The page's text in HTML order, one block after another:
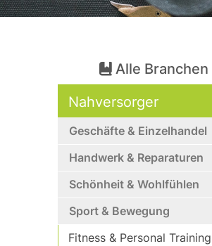
Alle Branchen
Nahversorger
Geschäfte & Einzelhandel
Handwerk & Reparaturen
Schönheit & Wohlfühlen
Sport & Bewegung
Fitness & Personal Training